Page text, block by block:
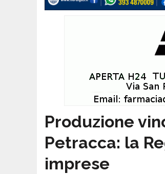
Produzione
Petracca: la
imprese